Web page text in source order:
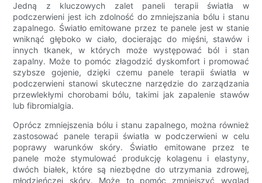
Jedną z kluczowych zalet paneli terapii światła w
podczerwieni jest ich zdolność do zmniejszania bólu i stanu
zapalnego. Światło emitowane przez te panele jest w stanie
wniknąć głęboko w ciało, docierając do mięśni, stawów i
innych tkanek, w których może występować ból i stan
zapalny. Może to pomóc złagodzić dyskomfort i promować
szybsze gojenie, dzięki czemu panele terapii światła w
podczerwieni stanowi skuteczne narzędzie do zarządzania
przewlekłymi chorobami bólu, takimi jak zapalenie stawów
lub fibromialgia.
Oprócz zmniejszenia bólu i stanu zapalnego, można również
zastosować panele terapii światła w podczerwieni w celu
poprawy warunków skóry. Światło emitowane przez te
panele może stymulować produkcję kolagenu i elastyny,
dwóch białek, które są niezbędne do utrzymania zdrowej,
młodzieńczej skóry. Może to pomóc zmniejszyć wygląd